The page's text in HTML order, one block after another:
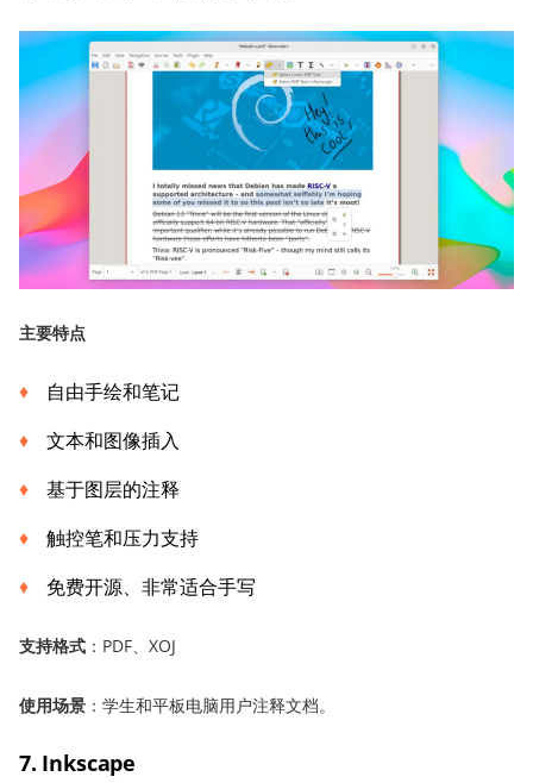
主要特点
自由手绘和笔记
文本和图像插入
基于图层的注释
触控笔和压力支持
免费开源、非常适合手写
支持格式 ：PDF、XOJ
使用场景 ：学生和平板电脑用户注释文档。
7. Inkscape